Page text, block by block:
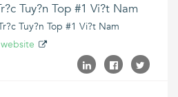
Tuy?n Top #1 Vi?t Nam
Tuy?n Top #1 Vi?t Nam
website